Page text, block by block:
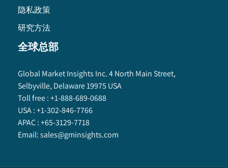
隐私政策
研究方法
全球总部
Global Market Insights Inc. 4 North Main Street,
Selbyville, Delaware 19975 USA
Toll free :+1-888-689-0688
USA :+1-302-846-7766
APAC :+65-3129-7718
Email:sales@gminsights.com